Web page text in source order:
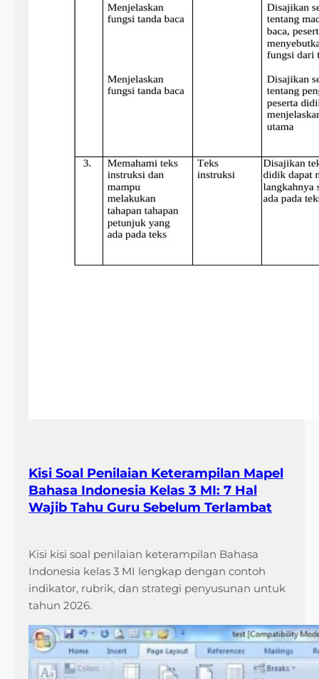
Kisi Soal Penilaian Keterampilan Mapel
Bahasa Indonesia Kelas 3 MI: 7 Hal
Wajib Tahu Guru Sebelum Terlambat
Kisi kisi soal penilaian keterampilan Bahasa
Indonesia kelas 3 MI lengkap dengan contoh
indikator, rubrik, dan strategi penyusunan untuk
tahun 2026.